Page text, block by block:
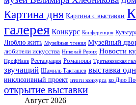
Картина дня Картина с выставки
галерея Конкурс Конференция
Люблю жить Музейные чтения Музейный
любители искусства Николай Рерих Новости
ПрофНаив Реставрация Романовы Третьяковская
звучащий Шамиль Такташев выставка
инклюзивный проект итоги конкурса ко Дню
открытие выставки
Август 2026